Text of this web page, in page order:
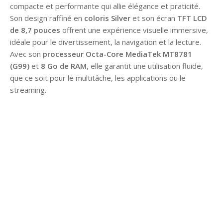
compacte et performante qui allie élégance et praticité.
Son design raffiné en coloris Silver et son écran TFT LCD
de 8,7 pouces offrent une expérience visuelle immersive,
idéale pour le divertissement, la navigation et la lecture.
Avec son processeur Octa-Core MediaTek MT8781
(G99) et 8 Go de RAM, elle garantit une utilisation fluide,
que ce soit pour le multitâche, les applications ou le
streaming.